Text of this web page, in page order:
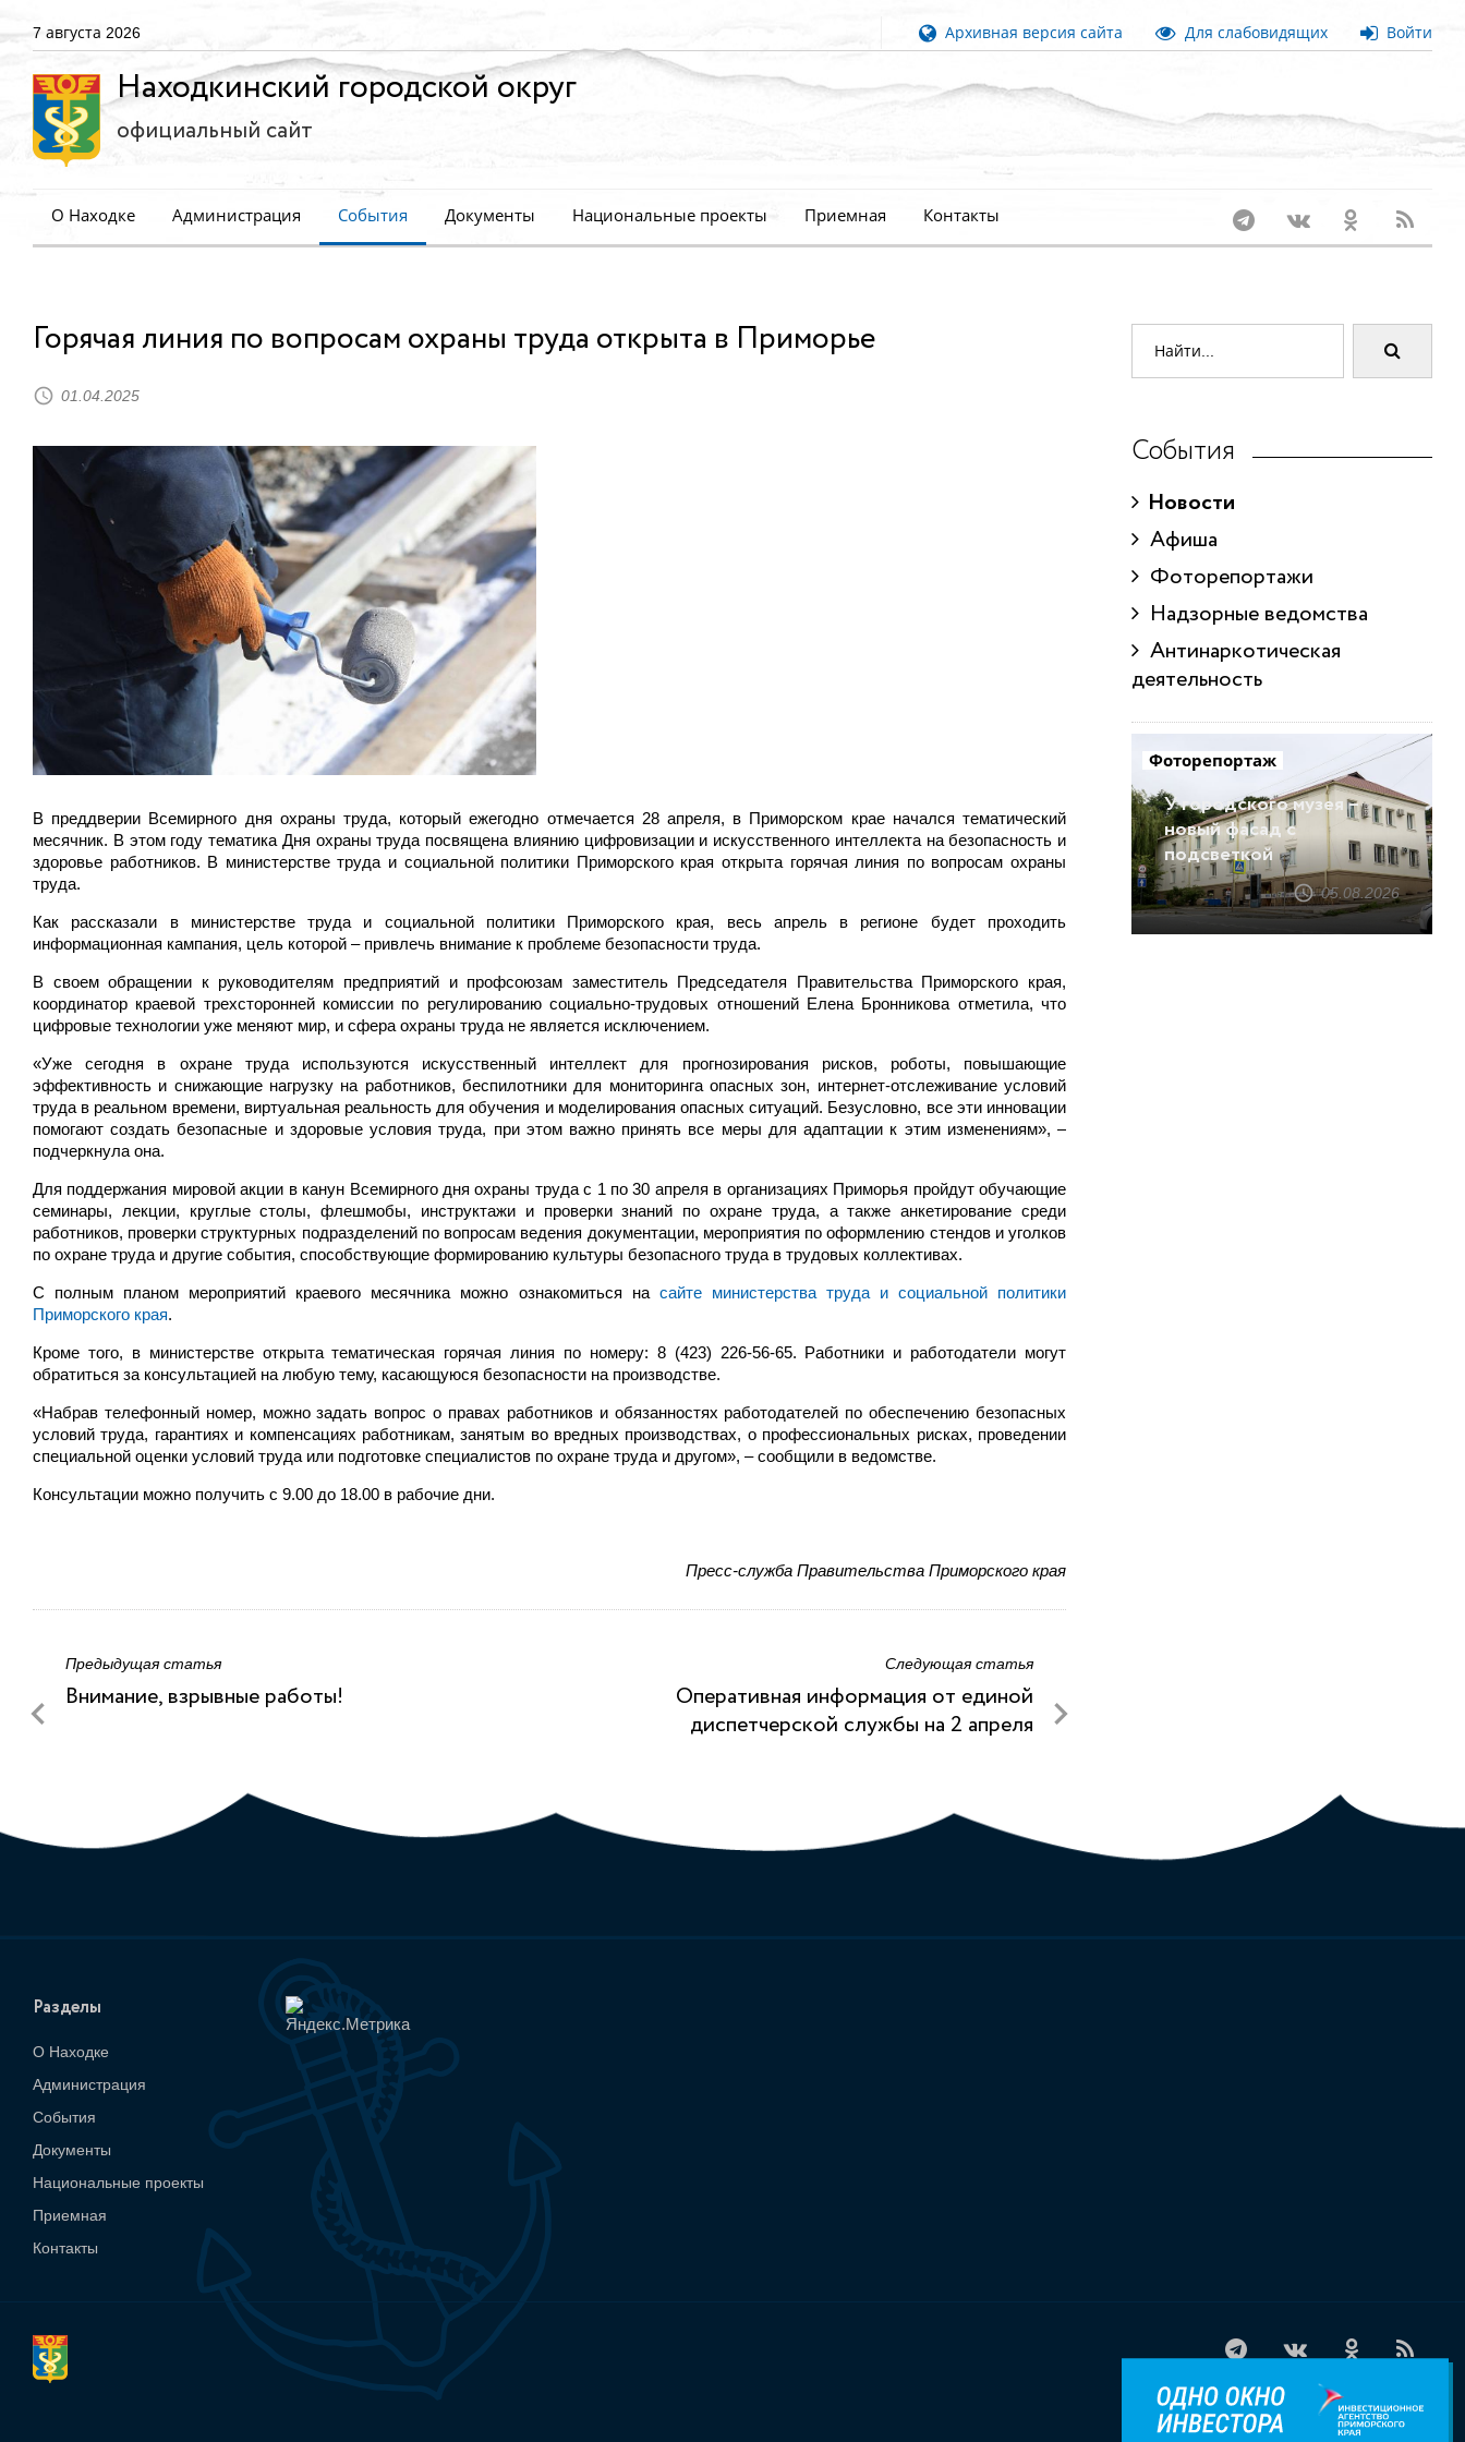
7 августа 2026 Архивная версия сайта Для слабовидящих Войти
Находкинский городской округ
официальный сайт
О Находке Администрация События Документы Национальные проекты Приемная Контакты
Горячая линия по вопросам охраны труда открыта в Приморье
01.04.2025
В преддверии Всемирного дня охраны труда, который ежегодно отмечается 28 апреля, в Приморском крае начался тематический
месячник. В этом году тематика Дня охраны труда посвящена влиянию цифровизации и искусственного интеллекта на безопасность и
здоровье работников. В министерстве труда и социальной политики Приморского края открыта горячая линия по вопросам охраны
труда.
Как рассказали в министерстве труда и социальной политики Приморского края, весь апрель в регионе будет проходить
информационная кампания, цель которой – привлечь внимание к проблеме безопасности труда.
В своем обращении к руководителям предприятий и профсоюзам заместитель Председателя Правительства Приморского края,
координатор краевой трехсторонней комиссии по регулированию социально-трудовых отношений Елена Бронникова отметила, что
цифровые технологии уже меняют мир, и сфера охраны труда не является исключением.
«Уже сегодня в охране труда используются искусственный интеллект для прогнозирования рисков, роботы, повышающие
эффективность и снижающие нагрузку на работников, беспилотники для мониторинга опасных зон, интернет-отслеживание условий
труда в реальном времени, виртуальная реальность для обучения и моделирования опасных ситуаций. Безусловно, все эти инновации
помогают создать безопасные и здоровые условия труда, при этом важно принять все меры для адаптации к этим изменениям», –
подчеркнула она.
Для поддержания мировой акции в канун Всемирного дня охраны труда с 1 по 30 апреля в организациях Приморья пройдут обучающие
семинары, лекции, круглые столы, флешмобы, инструктажи и проверки знаний по охране труда, а также анкетирование среди
работников, проверки структурных подразделений по вопросам ведения документации, мероприятия по оформлению стендов и уголков
по охране труда и другие события, способствующие формированию культуры безопасного труда в трудовых коллективах.
С полным планом мероприятий краевого месячника можно ознакомиться на сайте министерства труда и социальной политики
Приморского края.
Кроме того, в министерстве открыта тематическая горячая линия по номеру: 8 (423) 226-56-65. Работники и работодатели могут
обратиться за консультацией на любую тему, касающуюся безопасности на производстве.
«Набрав телефонный номер, можно задать вопрос о правах работников и обязанностях работодателей по обеспечению безопасных
условий труда, гарантиях и компенсациях работникам, занятым во вредных производствах, о профессиональных рисках, проведении
специальной оценки условий труда или подготовке специалистов по охране труда и другом», – сообщили в ведомстве.
Консультации можно получить с 9.00 до 18.00 в рабочие дни.
Пресс-служба Правительства Приморского края
Предыдущая статья
Внимание, взрывные работы!
Следующая статья
Оперативная информация от единой
диспетчерской службы на 2 апреля
События
Новости
Афиша
Фоторепортажи
Надзорные ведомства
Антинаркотическая
деятельность
Фоторепортаж
У городского музея –
новый фасад с
подсветкой
05.08.2026
Разделы
О Находке
Администрация
События
Документы
Национальные проекты
Приемная
Контакты